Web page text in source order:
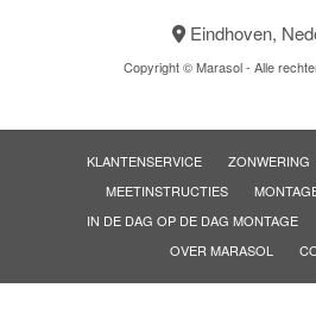
Eindhoven,
Copyright © Marasol - Alle
KLANTENSERVICE ZONWERING
MEETINSTRUCTIES
IN DE DAG OP DE DAG MONTAGE
OVER MARASOL